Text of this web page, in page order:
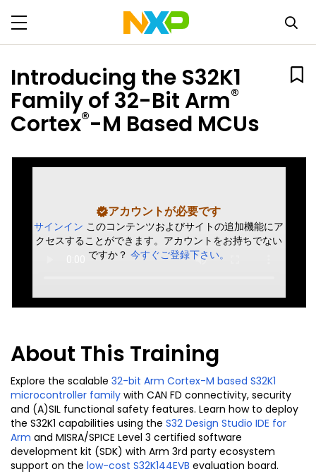
Introducing the S32K1
Family of 32-Bit Arm®
Cortex®-M Based MCUs
アカウントが必要です
サインイン このコンテンツおよびサイトの追加機能にア
クセスすることができます。アカウントをお持ちでない
ですか？今すぐご登録下さい。
About This Training
Explore the scalable 32-bit Arm Cortex-M based S32K1
microcontroller family with CAN FD connectivity, security
and (A)SIL functional safety features. Learn how to deploy
the S32K1 capabilities using the S32 Design Studio IDE for
Arm and MISRA/SPICE Level 3 certified software
development kit (SDK) with Arm 3rd party ecosystem
support on the low-cost S32K144EVB evaluation board.